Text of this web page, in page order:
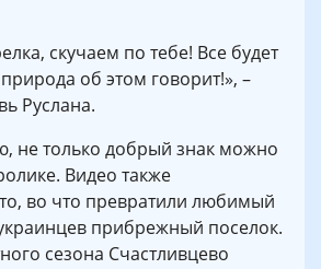
скучаем по тебе! Все будет
об этом говорит!», –
Руслана.
не только добрый знак можно
Видео также
во что превратили любимый
прибрежный поселок.
сезона Счастливцево